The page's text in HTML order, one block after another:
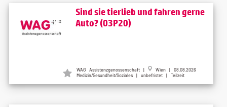
Sind sie tierlieb und fahren gerne
Auto? (03P20)
WAG Assistenzgenossenschaft | Wien | 08.08.2026
Medizin/Gesundheit/Soziales | unbefristet | Teilzeit